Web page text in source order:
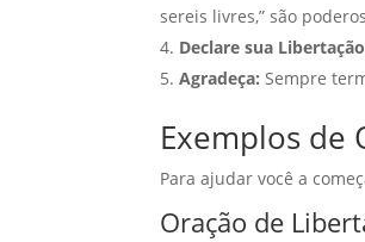
sereis livres,” são
Declare sua
Agradeça: Sempre
Exemplos de
Para ajudar você a
Oração de